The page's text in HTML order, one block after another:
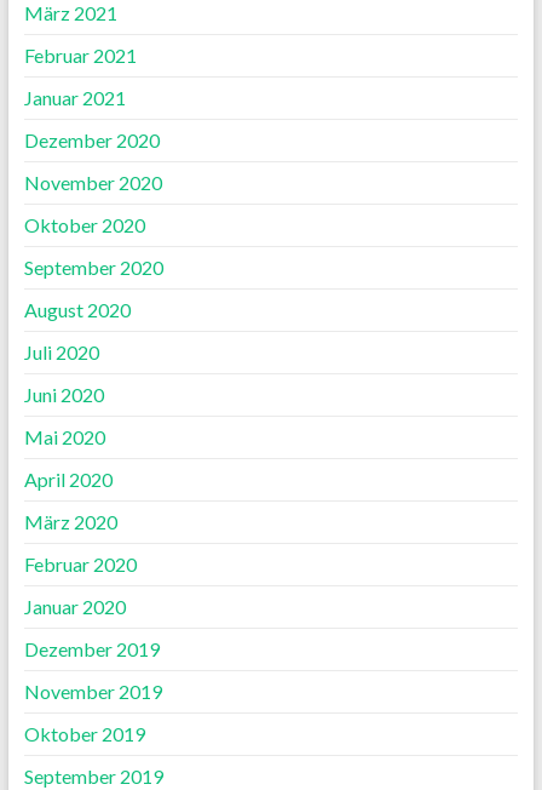
März 2021
Februar 2021
Januar 2021
Dezember 2020
November 2020
Oktober 2020
September 2020
August 2020
Juli 2020
Juni 2020
Mai 2020
April 2020
März 2020
Februar 2020
Januar 2020
Dezember 2019
November 2019
Oktober 2019
September 2019